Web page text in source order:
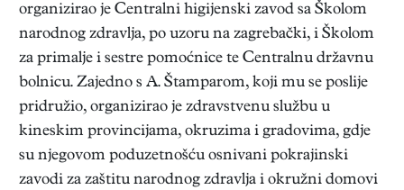
organizirao je Centralni higijenski zavod sa Školom
narodnog zdravlja, po uzoru na zagrebački, i Školom
za primalje i sestre pomoćnice te Centralnu državnu
bolnicu. Zajedno s A. Štamparom, koji mu se poslije
pridružio, organizirao je zdravstvenu službu u
kineskim provincijama, okruzima i gradovima, gdje
su njegovom poduzetnošću osnivani pokrajinski
zavodi za zaštitu narodnog zdravlja i okružni domovi